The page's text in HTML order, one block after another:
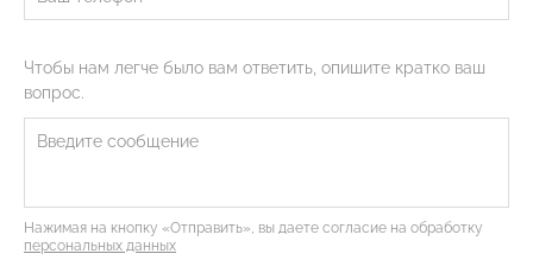
Чтобы нам легче было вам ответить, опишите кратко ваш
вопрос.
Нажимая на кнопку «Отправить», вы даете согласие на обработку
персональных данных